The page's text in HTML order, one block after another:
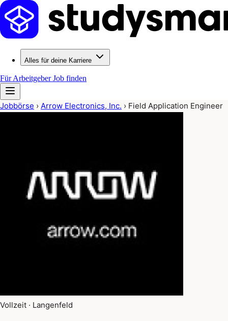
Alles für deine Karriere
Für ArbeitgeberJob finden
Jobbörse › Arrow Electronics, Inc. › Field Application Engineer
Vollzeit · Langenfeld